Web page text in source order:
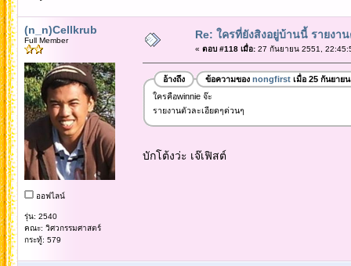
(n_n)Cellkrub
Full Member
ออฟไลน์
รุ่น: 2540
คณะ: วิศวกรรมศาสตร์
กระทู้: 579
Re: ใครที่ยังสิงอยู่บ้านนี้ รายงา
« ตอบ #118 เมื่อ:27 กันยายน 2551,
อ้างถึง ข้อความของ nongfirstเมื่อ 25 กันยาย
ใครคือwinnie จ๊ะ
รายงานตัวละเอียดๆด่วนๆ
บักโต้งว่ะ เจ๊เฟิสต์